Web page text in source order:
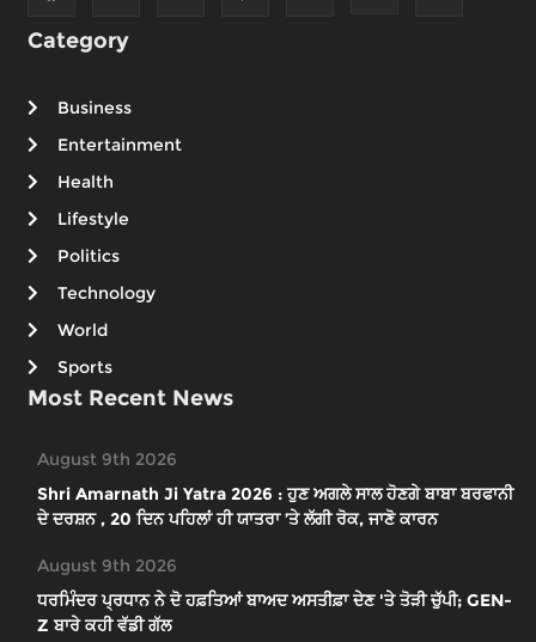
Category
Business
Entertainment
Health
Lifestyle
Politics
Technology
World
Sports
Most Recent News
August 9th 2026
Shri Amarnath Ji Yatra 2026 : ਹੁਣ ਅਗਲੇ ਸਾਲ ਹੋਣਗੇ ਬਾਬਾ ਬਰਫਾਨੀ
ਦੇ ਦਰਸ਼ਨ , 20 ਦਿਨ ਪਹਿਲਾਂ ਹੀ ਯਾਤਰਾ ’ਤੇ ਲੱਗੀ ਰੋਕ, ਜਾਣੋ ਕਾਰਨ
August 9th 2026
ਧਰਮਿੰਦਰ ਪ੍ਰਧਾਨ ਨੇ ਦੋ ਹਫ਼ਤਿਆਂ ਬਾਅਦ ਅਸਤੀਫ਼ਾ ਦੇਣ 'ਤੇ ਤੋੜੀ ਚੁੱਪੀ; GEN-
Z ਬਾਰੇ ਕਹੀ ਵੱਡੀ ਗੱਲ